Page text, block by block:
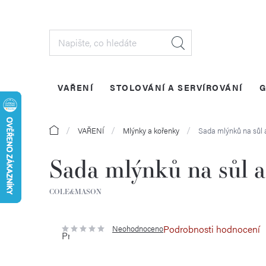
VAŘENÍ STOLOVÁNÍ A SERVÍROVÁNÍ
DomůVAŘENÍ Mlýnky a kořenky Sada mlýnků na sůl
Sada mlýnků na sůl
COLE&MASON
Průměrné
hodnocení
NeohodnocenoPodrobnosti hodnocení